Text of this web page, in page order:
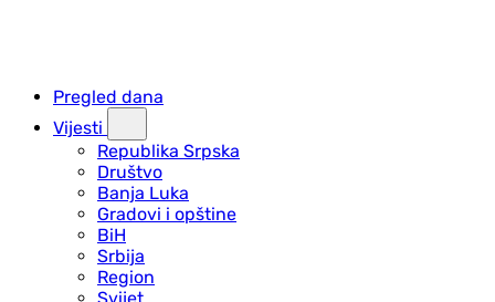
Pregled dana
Vijesti
Republika Srpska
Društvo
Banja Luka
Gradovi i opštine
BiH
Srbija
Region